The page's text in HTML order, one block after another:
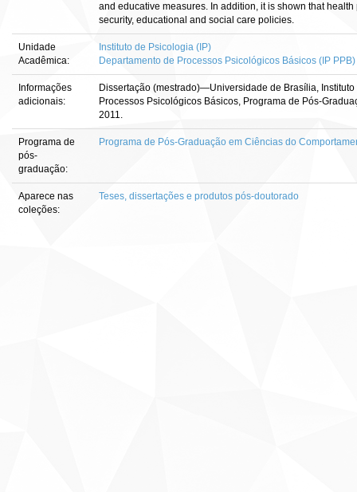
and educative measures. In addition, it is shown that
security, educational and social care policies.
Unidade
Acadêmica:
Instituto de Psicologia (IP)
Departamento de Processos Psicológicos Básicos (IP PPB)
Informações
adicionais:
Dissertação (mestrado)—Universidade de Brasília,
Processos Psicológicos Básicos, Programa de Pós-
2011.
Programa de
pós-
graduação:
Programa de Pós-Graduação em Ciências do
Aparece nas
coleções:
Teses, dissertações e produtos pós-doutorado